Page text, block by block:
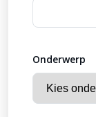
Onderwerp